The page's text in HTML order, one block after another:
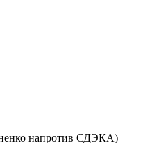
напротив СДЭКА)